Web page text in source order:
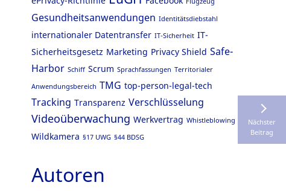
Nächster
Beitrag
Gesundheitsanwendungen Identitätsdiebstahl
internationaler Datentransfer IT-Sicherheit IT-
Sicherheitsgesetz Marketing Privacy Shield Safe-
Harbor Schiff Scrum Sprachfassungen Territorialer
Anwendungsbereich TMG top-person-legal-tech
Tracking Transparenz Verschlüsselung
Videoüberwachung Werkvertrag Whistleblowing
Wildkamera §17 UWG §44 BDSG
Autoren